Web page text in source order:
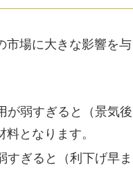
市場に大きな影響を与
が弱すぎると（景気後
となります。
すぎると（利下げ早ま